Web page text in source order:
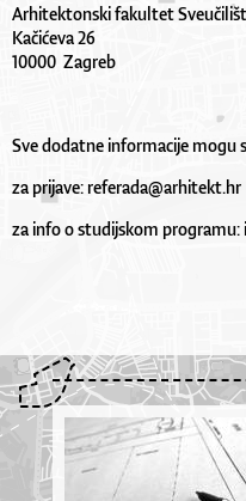
Arhitektonski fakultet
Kačićeva 26
10000 Zagreb
Sve dodatne informacije mogu
za prijave: referada@arhitekt.hr
za info o studijskom programu: